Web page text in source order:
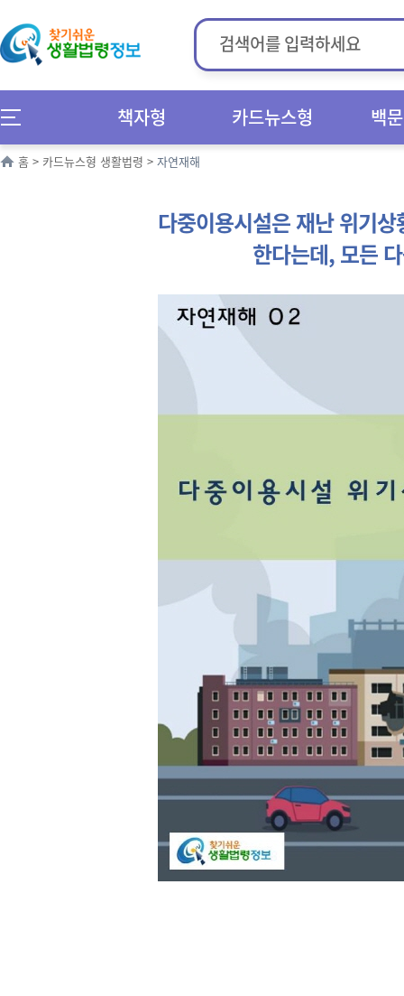
책자형 카드뉴스형 백
홈 > 카드뉴스형 생활법령 > 자연재해
다중이용시설은 재난 위기
한다는데, 모든